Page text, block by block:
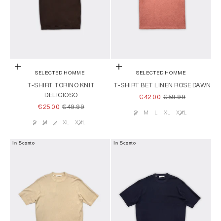
Scegli le opzioni
SELECTED HOMME
T-SHIRT TORINO KNIT
DELICIOSO
PREZZO SCONTATO
€25.00 PREZZO
€49.99
Taglia
S M L XL XXL
Scegli le opzioni
SELECTED HOMME
T-SHIRT BET LINEN ROSE DAWN
PREZZO SCONTATO
€42.00 PREZZO
€59.99
Taglia
S M L XL XXL
In Sconto In Sconto